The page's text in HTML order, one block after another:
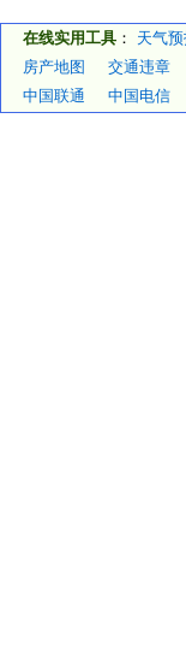
在线实用工具 ： 天气预
房产地图
交通违章
中国联通
中国电信